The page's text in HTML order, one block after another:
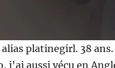
platinegirl. 38
j'ai aussi vécu en